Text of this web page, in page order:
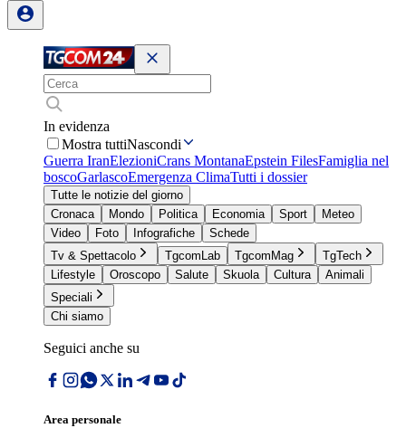
In evidenza
Mostra tuttiNascondi
Guerra IranElezioniCrans MontanaEpstein FilesFamiglia nel
boscoGarlascoEmergenza ClimaTutti i dossier
Tutte le notizie del giorno
Cronaca
Mondo Politica Economia Sport
Meteo
Video
Foto Infografiche
Schede
Tv & Spettacolo
TgcomLab TgcomMag
TgTech
Lifestyle
Oroscopo Salute Skuola Cultura
Animali
Speciali
Chi siamo
Seguici anche su
Area personale